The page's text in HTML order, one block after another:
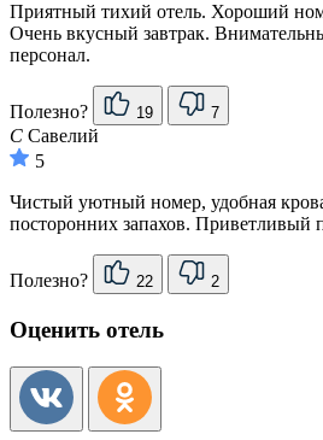
Приятный тихий отель. Хороший
Очень вкусный завтрак.
персонал.
Полезно? 19 7
С Савелий
5
Чистый уютный номер, удобная
посторонних запахов. Приветливый
Полезно? 22 2
Оценить отель